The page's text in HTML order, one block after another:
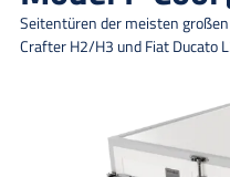
Seitentüren der meisten
Crafter H2/H3 und Fiat Ducato